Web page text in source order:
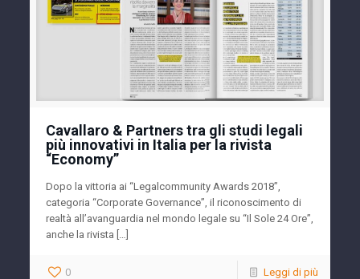
Cavallaro & Partners tra gli studi legali
più innovativi in Italia per la rivista
“Economy”
Dopo la vittoria ai “Legalcommunity Awards 2018”,
categoria “Corporate Governance”, il riconoscimento di
realtà all’avanguardia nel mondo legale su “Il Sole 24 Ore”,
anche la rivista […]
0 Leggi di più